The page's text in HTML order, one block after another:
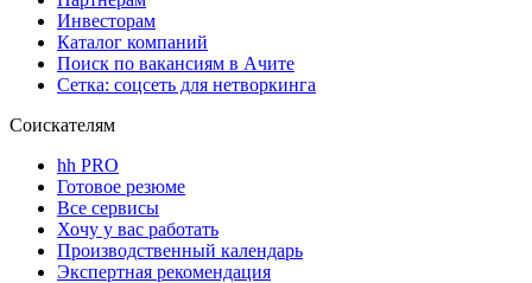
Инвесторам
Каталог компаний
Поиск по вакансиям в Ачите
Сетка: соцсеть для нетворкинга
Соискателям
hh PRO
Готовое резюме
Все сервисы
Хочу у вас работать
Производственный календарь
Экспертная рекомендация